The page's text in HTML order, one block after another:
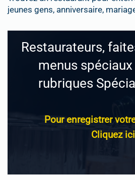
jeunes gens, anniversaire,
Restaurateurs,
menus
rubriques
Pour enregistrer
Cliquez ici